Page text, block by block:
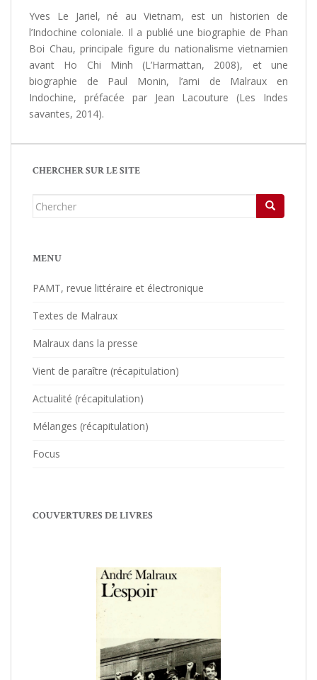
Yves Le Jariel, né au Vietnam, est un historien de
l’Indochine coloniale. Il a publié une biographie de Phan
Boi Chau, principale figure du nationalisme vietnamien
avant Ho Chi Minh (L’Harmattan, 2008), et une
biographie de Paul Monin, l’ami de Malraux en
Indochine, préfacée par Jean Lacouture (Les Indes
savantes, 2014).
CHERCHER SUR LE SITE
Chercher...
MENU
PAMT, revue littéraire et électronique
Textes de Malraux
Malraux dans la presse
Vient de paraître (récapitulation)
Actualité (récapitulation)
Mélanges (récapitulation)
Focus
COUVERTURES DE LIVRES